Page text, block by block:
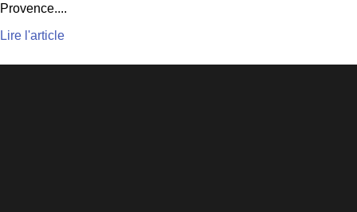
Provence....
Lire l'article